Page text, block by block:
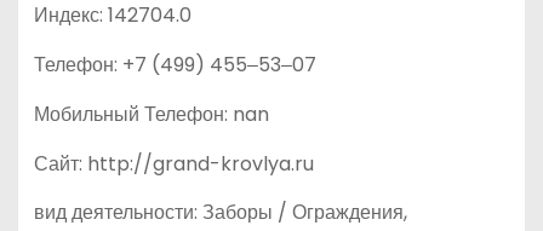
Индекс: 142704.0
Телефон: +7 (499) 455‒53‒07
Мобильный Телефон: nan
Сайт: http://grand-krovlya.ru
вид деятельности: Заборы / Ограждения,